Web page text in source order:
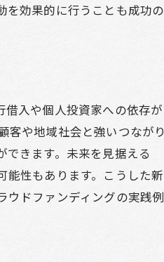
を効果的に行うことも成功の
入や個人投資家への依存が
客や地域社会と強いつながり
きます。未来を見据える
能性もあります。こうした新
ウドファンディングの実践例